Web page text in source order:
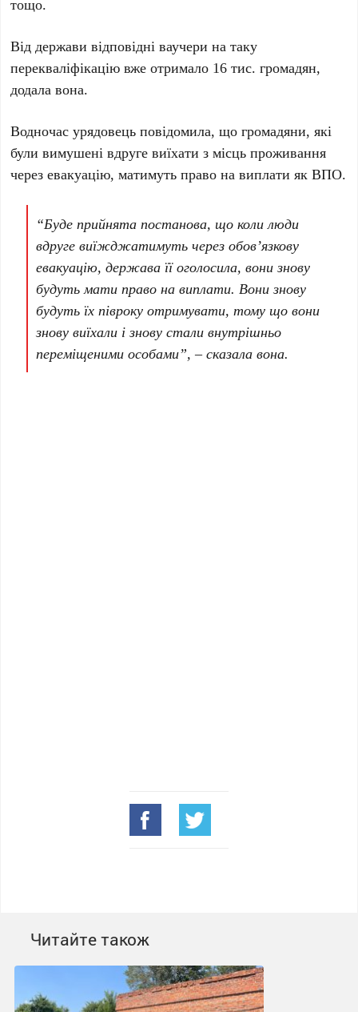
тощо.
Від держави відповідні ваучери на таку
перекваліфікацію вже отримало 16 тис. громадян,
додала вона.
Водночас урядовець повідомила, що громадяни, які
були вимушені вдруге виїхати з місць проживання
через евакуацію, матимуть право на виплати як ВПО.
“Буде прийнята постанова, що коли люди
вдруге виїжджатимуть через обов’язкову
евакуацію, держава її оголосила, вони знову
будуть мати право на виплати. Вони знову
будуть їх півроку отримувати, тому що вони
знову виїхали і знову стали внутрішньо
переміщеними особами”, – сказала вона.
Читайте також